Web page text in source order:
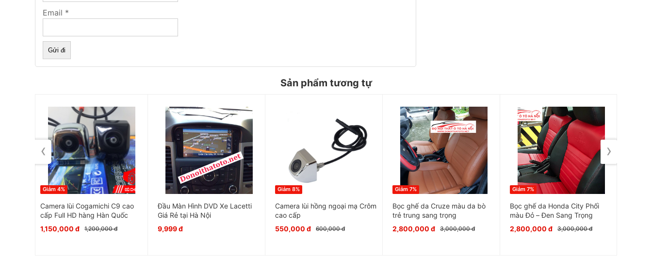
Dán trần nilon ô tô không cẩn thận sẽ làm hỏng trần ô tô nguyên bản, gây mất thẩm mỹ của trần
xe. Đội ngũ thợ có nhiều năm kinh nghiệm của Donoithatoto.netsẽ giúp dán trần nilon ô tô không
ảnh hưởng đến trần xe. Thợ giỏi dán trần nilon ô tô rất đẹp, căng và thẳng không bị trùng và
không bị bong tróc .
Email *
Sản phẩm tương tự
Camera lùi Cogamichi C9 cao
cấp Full HD hàng Hàn Quốc
1,150,000 đ
1,200,000 đ
Giảm 4%
Đầu Màn Hình DVD Xe Lacetti
Giá Rẻ tại Hà Nội
9,999 đ
Camera lùi hồng ngoại mạ Crôm
cao cấp
550,000 đ
600,000 đ
Giảm 8%
Bọc ghế da Cruze màu da bò
trẻ trung sang trọng
2,800,000 đ
3,000,000 đ
Giảm 7%
Bọc ghế da Honda City Phối
màu Đỏ – Đen Sang Trọng
2,800,000 đ
3,000,000 đ
Giảm 7%
‹ ›